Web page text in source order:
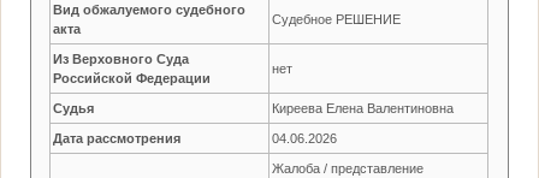
Вид обжалуемого судебного
акта
Судебное РЕШЕНИЕ
Из Верховного Суда
Российской Федерации
нет
Судья Киреева Елена Валентиновна
Дата рассмотрения 04.06.2026
Жалоба / представление